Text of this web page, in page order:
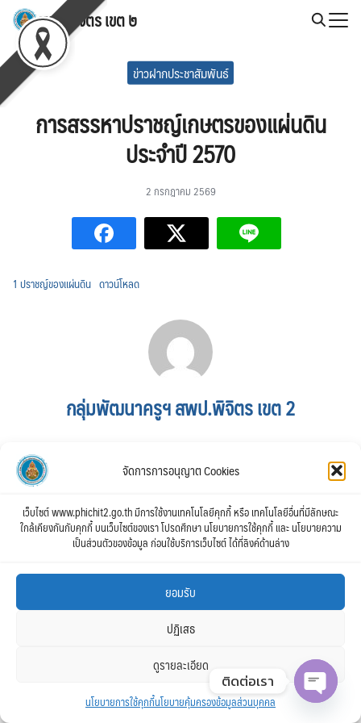
จัดการการอนุญาต Cookies
เว็บไซต์ www.phichit2.go.th มีการใช้งานเทคโนโลยีคุกกี้ หรือ เทคโนโลยีอื่นที่มีลักษณะ
ใกล้เคียงกันกับคุกกี้ บนเว็บไซต์ของเรา โปรดศึกษา นโยบายการใช้คุกกี้ และ นโยบายความ
เป็นส่วนตัวของข้อมูล ก่อนใช้บริการเว็บไซต์ ได้ที่ลิงค์ด้านล่าง
ยอมรับ
ปฏิเสธ
ดูรายละเอียด
นโยบายการใช้คุกกี้นโยบายคุ้มครองข้อมูลส่วนบุคคล
Skip
content
สพป.พิจิตร เขต ๒
Search
for: ข่าวฝากประชาสัมพันธ์
การสรรหาปราชญ์เกษตรของแผ่นดิน
ประจำปี 2570
2 กรกฎาคม 2569
1 ปราชญ์ของแผ่นดิน ดาวน์โหลด
กลุ่มพัฒนาครูฯ สพป.พิจิตร เขต 2
ติดต่อเรา
Open